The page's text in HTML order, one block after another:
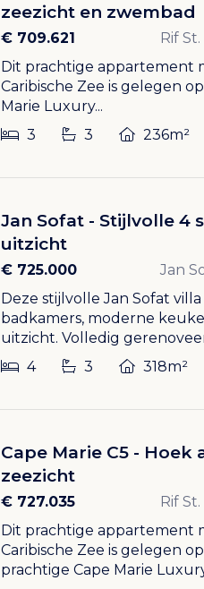
zeezicht en zwembad
€ 709.621
Rif
Dit prachtige appartement
Caribische Zee is gelegen
Marie Luxury...
3
3 236m²
Jan Sofat - Stijlvolle 4
uitzicht
€ 725.000
Jan
Deze stijlvolle Jan Sofat
badkamers, moderne
uitzicht. Volledig
4
3 318m²
Cape Marie C5 -
zeezicht
€ 727.035
Rif
Dit prachtige appartement
Caribische Zee is gelegen
prachtige Cape Marie